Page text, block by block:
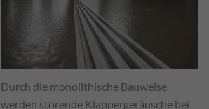
Durch die monolithische Bauweise
werden störende Klappergeräusche bei